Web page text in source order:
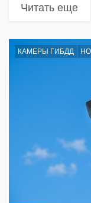
Читать еще
КАМЕРЫ ГИБДД